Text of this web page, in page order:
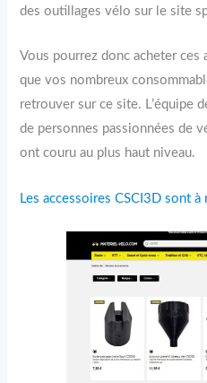
des outillages vélo sur le site
Vous pourrez donc acheter ces
que vos nombreux
retrouver sur ce site. L’équipe
de personnes passionnées de
ont couru au plus haut niveau.
Les accessoires CSCI3D sont